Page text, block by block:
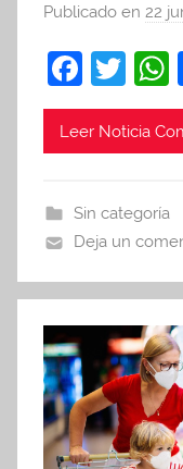
Publicado en 22
F
a
c
b
o
o
k
T
w
itt
A
Leer Noticia
Sin categoría
Deja un